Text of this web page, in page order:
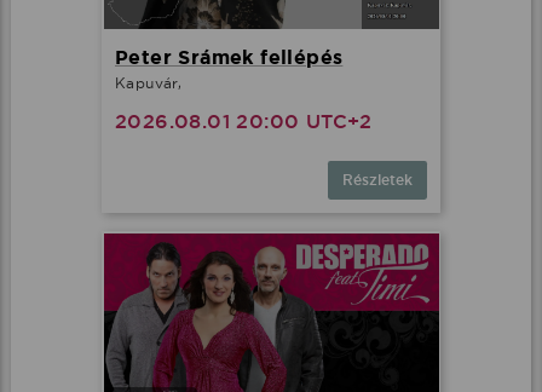
Peter Srámek fellépés
Kapuvár,
2026.08.01 20:00 UTC+2
Részletek